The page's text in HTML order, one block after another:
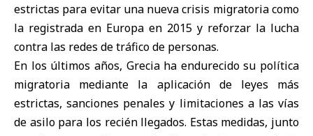
estrictas para evitar una nueva crisis migratoria como
la registrada en Europa en 2015 y reforzar la lucha
contra las redes de tráfico de personas.
En los últimos años, Grecia ha endurecido su política
migratoria mediante la aplicación de leyes más
estrictas, sanciones penales y limitaciones a las vías
de asilo para los recién llegados. Estas medidas, junto